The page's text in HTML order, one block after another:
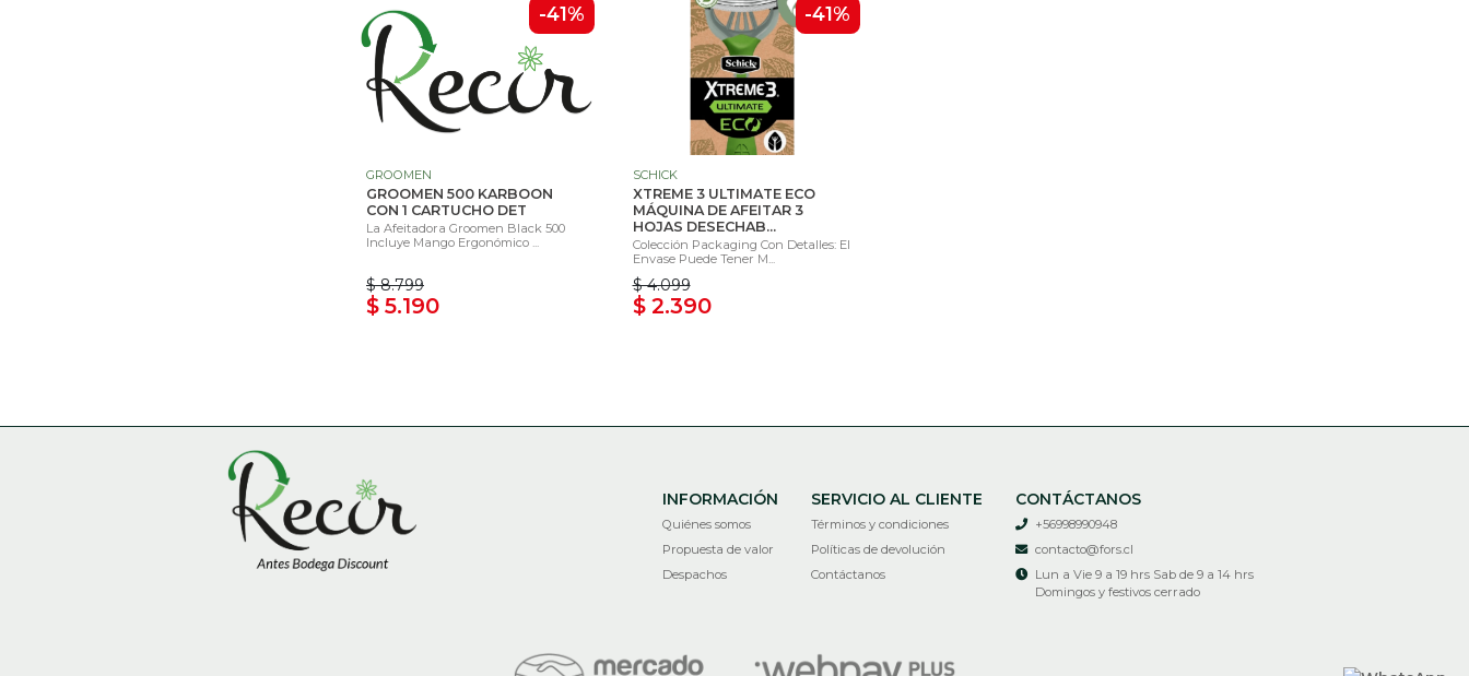
-41%
GROOMEN
GROOMEN 500 KARBOON
CON 1 CARTUCHO DET
La Afeitadora Groomen Black 500
Incluye Mango Ergonómico ...
$ 8.799
$ 5.190
-41%
SCHICK
XTREME 3 ULTIMATE ECO
MÁQUINA DE AFEITAR 3
HOJAS DESECHAB...
Colección Packaging Con Detalles: El
Envase Puede Tener M...
$ 4.099
$ 2.390
INFORMACIÓN
Quiénes somos
Propuesta de valor
Despachos
SERVICIO AL CLIENTE
Términos y condiciones
Políticas de devolución
Contáctanos
CONTÁCTANOS
+56998990948
contacto@fors.cl
Lun a Vie 9 a 19 hrs Sab de 9 a 14 hrs
Domingos y festivos cerrado